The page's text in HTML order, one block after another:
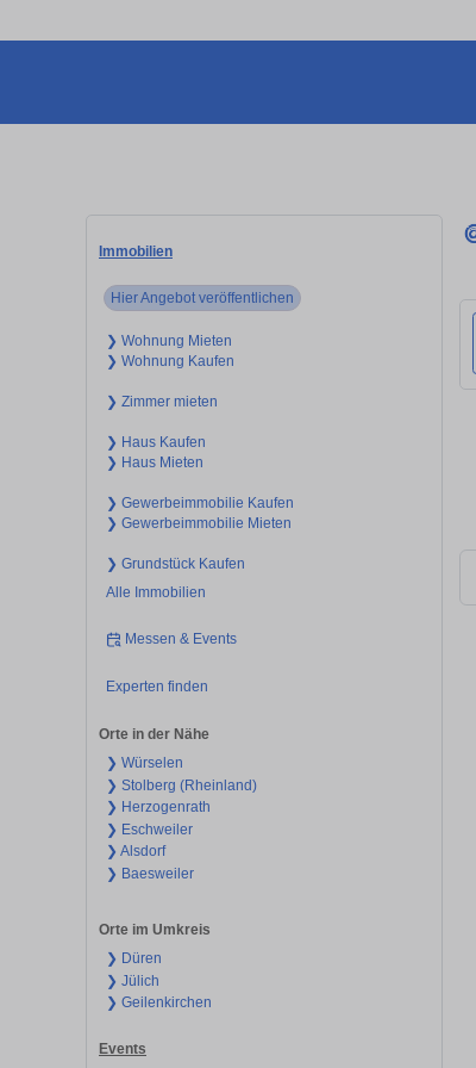
Immobilien
Hier Angebot veröffentlichen
❯ Wohnung Mieten
❯ Wohnung Kaufen
❯ Zimmer mieten
❯ Haus Kaufen
❯ Haus Mieten
❯ Gewerbeimmobilie Kaufen
❯ Gewerbeimmobilie Mieten
❯ Grundstück Kaufen
Alle Immobilien
Messen & Events
Experten finden
Orte in der Nähe
❯ Würselen
❯ Stolberg (Rheinland)
❯ Herzogenrath
❯ Eschweiler
❯ Alsdorf
❯ Baesweiler
Orte im Umkreis
❯ Düren
❯ Jülich
❯ Geilenkirchen
Events